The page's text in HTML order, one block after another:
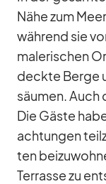
Nähe zum
wäh­rend sie
ma­le­ri­schen
deckte Berge
säu­men. Auch
Die Gäste
ach­tun­gen
ten
Ter­rasse zu